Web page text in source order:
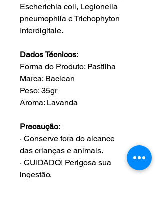
Escherichia coli, Legionella
pneumophila e Trichophyton
Interdigitale.
Dados Técnicos:
Forma do Produto: Pastilha
Marca: Baclean
Peso: 35gr
Aroma: Lavanda
Precaução:
· Conserve fora do alcance
das crianças e animais.
· CUIDADO! Perigosa sua
ingestão.